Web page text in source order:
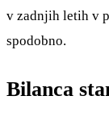
v zadnjih letih v
spodobno.
Bilanca